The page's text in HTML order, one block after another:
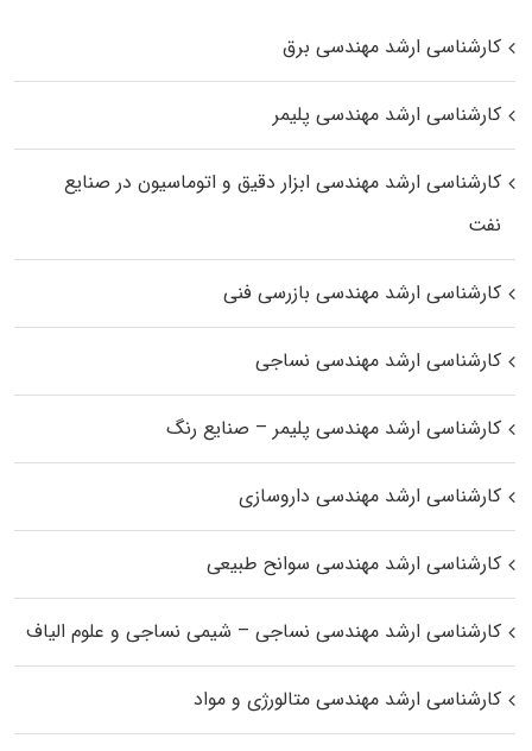
کارشناسی ارشد مهندسی برق
کارشناسی ارشد مهندسی پلیمر
کارشناسی ارشد مهندسی ابزار دقیق و اتوماسیون در صنایع
نفت
کارشناسی ارشد مهندسی بازرسی فنی
کارشناسی ارشد مهندسی نساجی
کارشناسی ارشد مهندسی پلیمر – صنایع رنگ
کارشناسی ارشد مهندسی داروسازی
کارشناسی ارشد مهندسی سوانح طبیعی
کارشناسی ارشد مهندسی نساجی – شیمی نساجی و علوم الیاف
کارشناسی ارشد مهندسی متالورژی و مواد